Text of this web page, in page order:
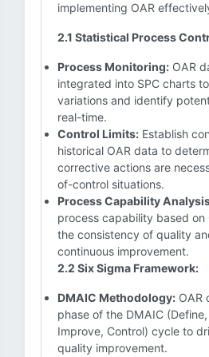
implementing OAR
2.1 Statistical Process
Process Monitoring: OAR
integrated into SPC charts
variations and identify
real-time.
Control Limits: Establish
historical OAR data to
corrective actions are
of-control situations.
Process Capability
process capability based on
the consistency of quality
continuous improvement.
2.2 Six Sigma Framework:
DMAIC Methodology: OAR
phase of the DMAIC
Improve, Control) cycle to
quality improvement.